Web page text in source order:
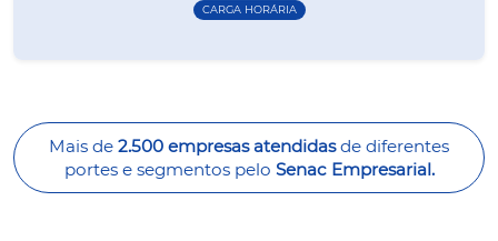
CARGA HORÁRIA
Mais de 2.500 empresas atendidasde diferentes
portes e segmentos pelo Senac Empresarial.